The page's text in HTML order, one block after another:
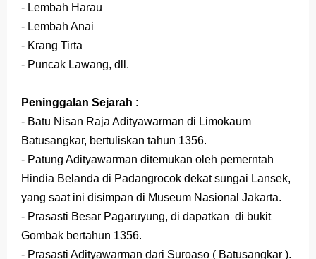
- Lembah Harau
- Lembah Anai
- Krang Tirta
- Puncak Lawang, dll.
Peninggalan Sejarah :
- Batu Nisan Raja Adityawarman di Limokaum
Batusangkar, bertuliskan tahun 1356.
- Patung Adityawarman ditemukan oleh pemerntah
Hindia Belanda di Padangrocok dekat sungai Lansek,
yang saat ini disimpan di Museum Nasional Jakarta.
- Prasasti Besar Pagaruyung, di dapatkan di bukit
Gombak bertahun 1356.
- Prasasti Adityawarman dari Suroaso ( Batusangkar ).